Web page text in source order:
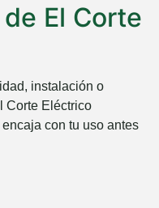
El Corte
instalación o
Corte Eléctrico
con tu uso antes